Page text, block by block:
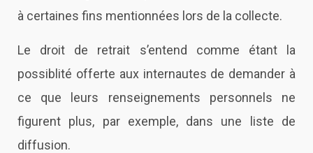
à certaines fins mentionnées lors de la collecte.
Le droit de retrait s’entend comme étant la
possiblité offerte aux internautes de demander à
ce que leurs renseignements personnels ne
figurent plus, par exemple, dans une liste de
diffusion.